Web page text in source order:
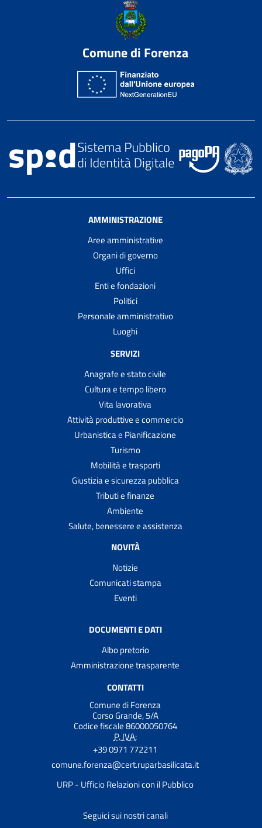
Comune di Forenza
AMMINISTRAZIONE
Aree amministrative
Organi di governo
Uffici
Enti e fondazioni
Politici
Personale amministrativo
Luoghi
SERVIZI
Anagrafe e stato civile
Cultura e tempo libero
Vita lavorativa
Attività produttive e commercio
Urbanistica e Pianificazione
Turismo
Mobilità e trasporti
Giustizia e sicurezza pubblica
Tributi e finanze
Ambiente
Salute, benessere e assistenza
NOVITÀ
Notizie
Comunicati stampa
Eventi
DOCUMENTI E DATI
Albo pretorio
Amministrazione trasparente
CONTATTI
Comune di Forenza
Corso Grande, 5/A
Codice fiscale 86000050764
P. IVA:
+39 0971 772211
comune.forenza@cert.ruparbasilicata.it
URP - Ufficio Relazioni con il Pubblico
Seguici sui nostri canali